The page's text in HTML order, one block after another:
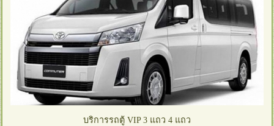
บริการรถตู้ VIP 3 แถว 4 แถว